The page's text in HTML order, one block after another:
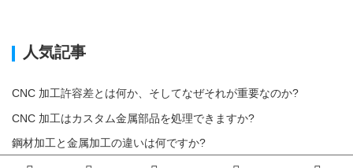
人気記事
CNC 加工許容差とは何か、そしてなぜそれが重要なのか?
CNC 加工はカスタム金属部品を処理できますか?
鋼材加工と金属加工の違いは何ですか?